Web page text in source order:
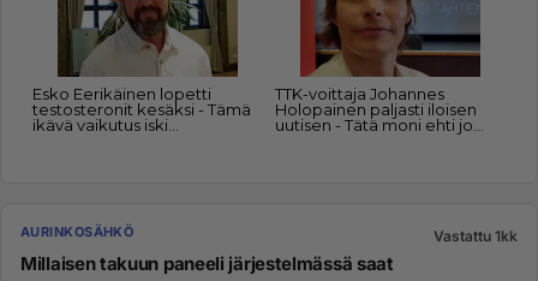
AURINKOSÄHKÖ Vastattu 1kk
Millaisen takuun paneeli järjestelmässä saat